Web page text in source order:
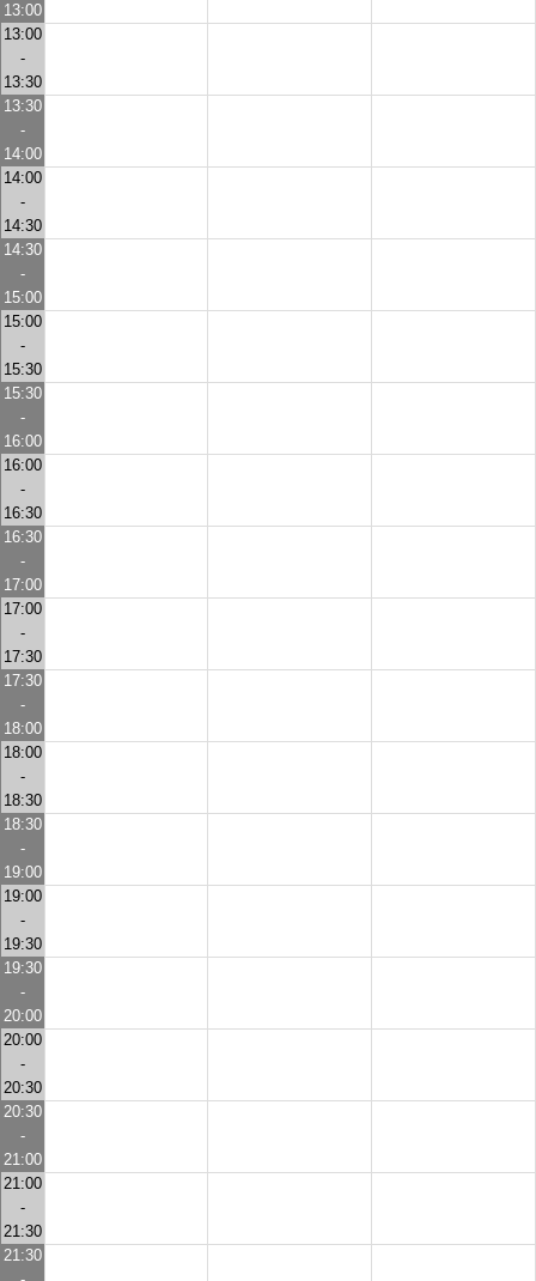
13:00
13:00
-
13:30
13:30
-
14:00
14:00
-
14:30
14:30
-
15:00
15:00
-
15:30
15:30
-
16:00
16:00
-
16:30
16:30
-
17:00
17:00
-
17:30
17:30
-
18:00
18:00
-
18:30
18:30
-
19:00
19:00
-
19:30
19:30
-
20:00
20:00
-
20:30
20:30
-
21:00
21:00
-
21:30
21:30